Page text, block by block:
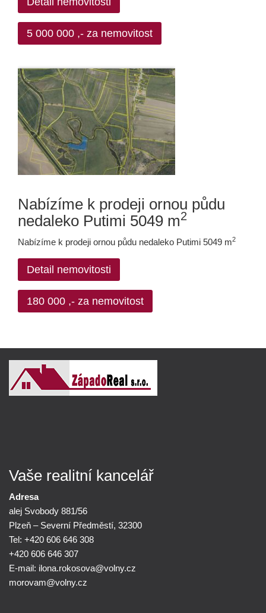
5 000 000 ,- za nemovitost
Nabízíme k prodeji ornou půdu
nedaleko Putimi 5049 m2
Nabízíme k prodeji ornou půdu nedaleko Putimi 5049 m2
Detail nemovitosti
180 000 ,- za nemovitost
Vaše realitní kancelář
Adresa
alej Svobody 881/56
Plzeň – Severní Předměstí, 32300
Tel: +420 606 646 308
+420 606 646 307
E-mail: ilona.rokosova@volny.cz
morovam@volny.cz